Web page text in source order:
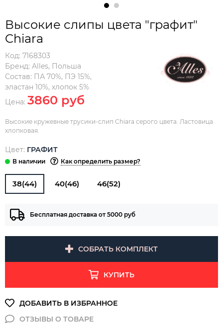
Высокие слипы цвета "графит"
Chiara
Код: 7168303
Бренд: Alles, Польша
Состав: ПА 70%, ПЭ 15%,
эластан 10%, хлопок 5%
Цена: 3860 руб
Высокие кружевные трусики-слип Chiara серого цвета. Ластовица
хлопковая.
Цвет: ГРАФИТ
Как определить размер?
38(44) 40(46) 46(52)
Бесплатная доставка от 5000 руб
СОБРАТЬ КОМПЛЕКТ
КУПИТЬ